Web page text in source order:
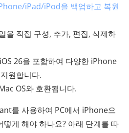
iPad/iPod을 백업하고 복원
을 직접 구성, 추가, 편집, 삭제하
26을 포함하여 다양한 iPhone
원합니다.
OS와 호환됩니다.
를 사용하여 PC에서 iPhone으
게 해야 하나요? 아래 단계를 따